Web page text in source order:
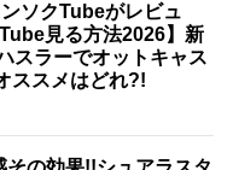
ソクTubeがレビュ
見る方法2026】新
スラーでオットキャス
ススメはどれ?!